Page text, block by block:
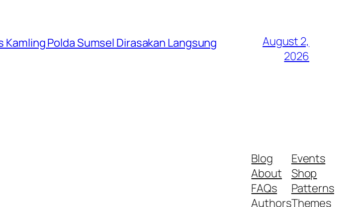
Polda Sumsel Dirasakan Langsung
August 2,
2026
Blog
About
FAQs
Authors
Events
Shop
Patterns
Themes